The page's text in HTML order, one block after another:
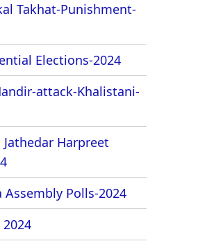
Takhat-Punishment-
Elections-2024
attack-Khalistani-
Harpreet
Assembly Polls-2024